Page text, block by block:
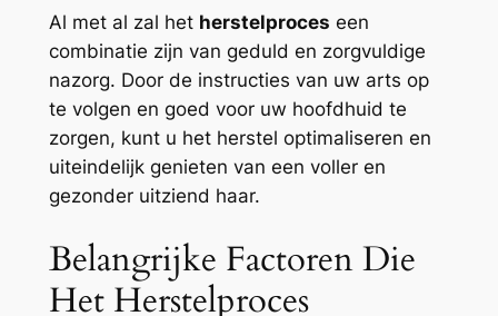
Al met al zal het herstelproces een
combinatie zijn van geduld en zorgvuldige
nazorg. Door de instructies van uw arts op
te volgen en goed voor uw hoofdhuid te
zorgen, kunt u het herstel optimaliseren en
uiteindelijk genieten van een voller en
gezonder uitziend haar.
Belangrijke Factoren Die
Het Herstelproces